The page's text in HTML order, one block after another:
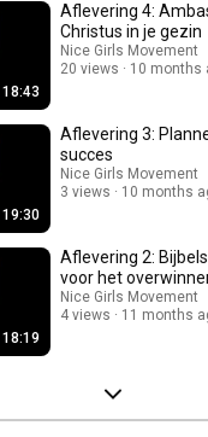
je een bloeiend bedrijf of
trouw blijft aan Bijbelse
je daadwerkelijk dat
gaat om meer dan alleen
tussen overleven en
in relaties, gezin en werk
is een gesprek van hart
actionable tips en
de 21e eeuw.
18:43
Aflevering 4:
Christus in je gezin
Nice Girls Movement
20 views
10 months
19:30
Aflevering 3:
succes
Nice Girls Movement
3 views
10 months
18:19
Aflevering 2:
voor het
Nice Girls Movement
4 views
11 months